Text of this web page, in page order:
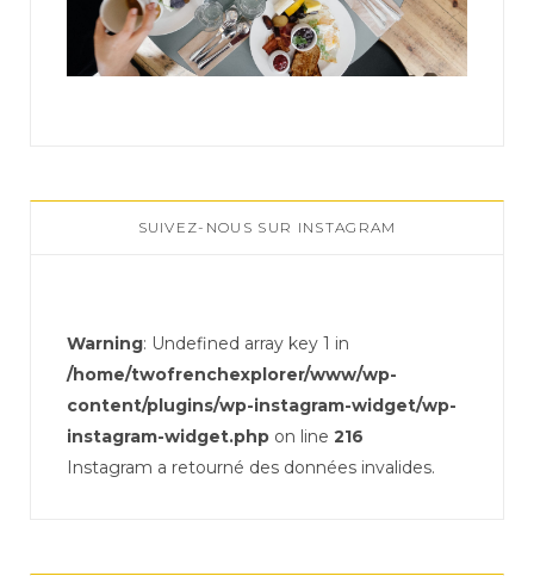
SUIVEZ-NOUS SUR INSTAGRAM
Warning: Undefined array key 1 in
/home/twofrenchexplorer/www/wp-
content/plugins/wp-instagram-widget/wp-
instagram-widget.php on line 216
Instagram a retourné des données invalides.